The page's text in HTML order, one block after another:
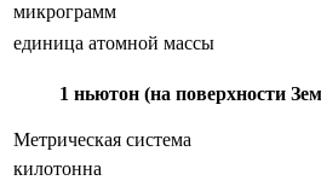
микрограмм
единица атомной массы
1 ньютон (на поверхности
Метрическая система
килотонна